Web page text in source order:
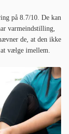
på 8.7/10. De kan
varmeindstilling,
de, at den ikke
vælge imellem.